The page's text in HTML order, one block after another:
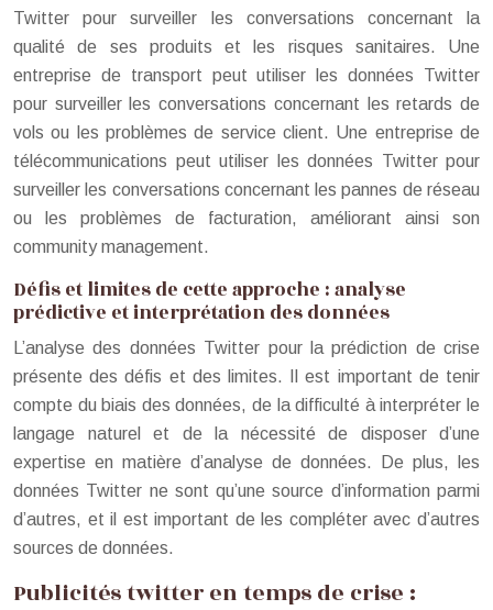
Twitter pour surveiller les conversations concernant la
qualité de ses produits et les risques sanitaires. Une
entreprise de transport peut utiliser les données Twitter
pour surveiller les conversations concernant les retards de
vols ou les problèmes de service client. Une entreprise de
télécommunications peut utiliser les données Twitter pour
surveiller les conversations concernant les pannes de réseau
ou les problèmes de facturation, améliorant ainsi son
community management.
Défis et limites de cette approche : analyse
prédictive et interprétation des données
L’analyse des données Twitter pour la prédiction de crise
présente des défis et des limites. Il est important de tenir
compte du biais des données, de la difficulté à interpréter le
langage naturel et de la nécessité de disposer d’une
expertise en matière d’analyse de données. De plus, les
données Twitter ne sont qu’une source d’information parmi
d’autres, et il est important de les compléter avec d’autres
sources de données.
Publicités twitter en temps de crise :